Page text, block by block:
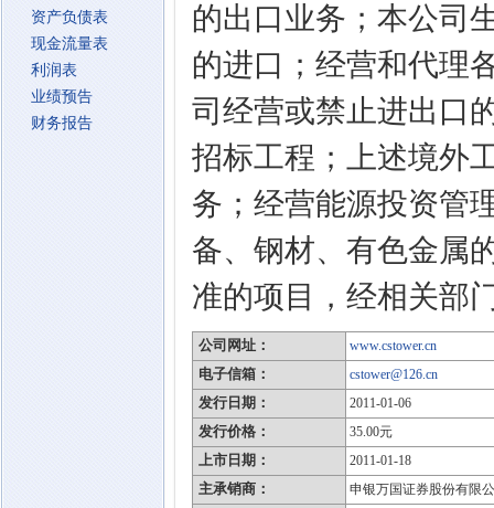
资产负债表
现金流量表
利润表
业绩预告
财务报告
的出口业务；本公司
的进口；经营和代理
司经营或禁止进出口
招标工程；上述境外
务；经营能源投资管
备、钢材、有色金属
准的项目，经相关部
公司网址： www.cstower.cn
电子信箱： cstower@126.cn
发行日期： 2011-01-06
发行价格： 35.00元
上市日期： 2011-01-18
主承销商： 申银万国证券股份有限